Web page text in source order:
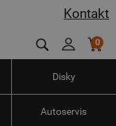
Kontakt
0
Disky
Autoservis